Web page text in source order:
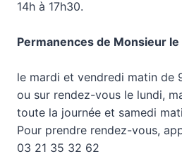
14h à 17h30.
Permanences de Monsieur le
le mardi et vendredi matin de
ou sur rendez-vous le lundi,
toute la journée et samedi
Pour prendre rendez-vous,
03 21 35 32 62